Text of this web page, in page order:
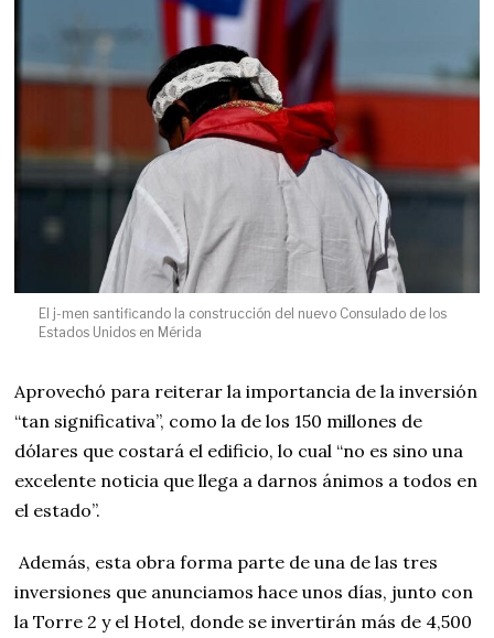
El j-men santificando la construcción del nuevo Consulado de los
Estados Unidos en Mérida
Aprovechó para reiterar la importancia de la inversión
“tan significativa”, como la de los 150 millones de
dólares que costará el edificio, lo cual “no es sino una
excelente noticia que llega a darnos ánimos a todos en
el estado”.
Además, esta obra forma parte de una de las tres
inversiones que anunciamos hace unos días, junto con
la Torre 2 y el Hotel, donde se invertirán más de 4,500